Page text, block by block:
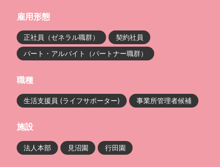
雇用形態
正社員（ゼネラル職群）
契約社員
パート・アルバイト（パートナー職群）
職種
生活支援員 (ライフサポーター) 事業所管理者候補
施設
法人本部 見沼園 行田園